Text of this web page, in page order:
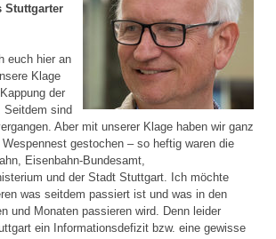
Stuttgarter
euch hier an
Klage
der
Seitdem sind
Aber mit unserer Klage haben wir ganz
gestochen – so heftig waren die
Eisenbahn-Bundesamt,
und der Stadt Stuttgart. Ich möchte
was seitdem passiert ist und was in den
und Monaten passieren wird. Denn leider
ein Informationsdefizit bzw. eine gewisse